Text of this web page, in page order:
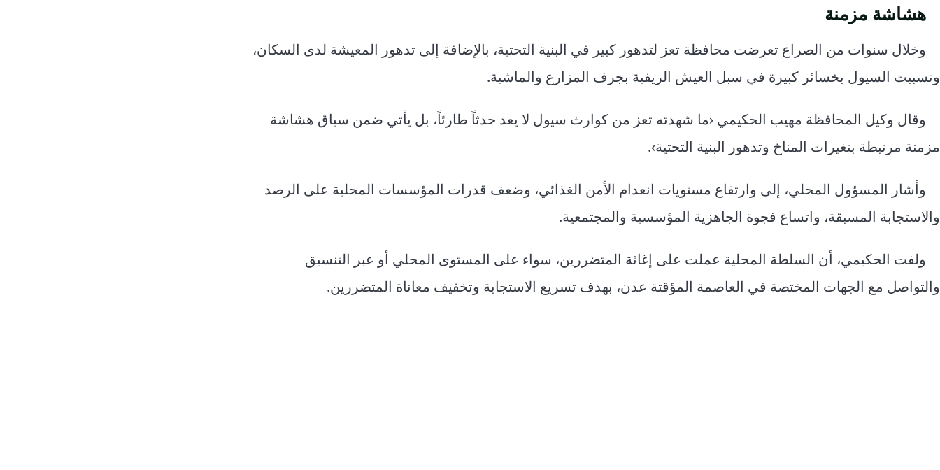
هشاشة مزمنة
وخلال سنوات من الصراع تعرضت محافظة تعز لتدهور كبير في البنية التحتية، بالإضافة إلى تدهور المعيشة لدى السكان،
وتسببت السيول بخسائر كبيرة في سبل العيش الريفية بجرف المزارع والماشية.
وقال وكيل المحافظة مهيب الحكيمي ‹ما شهدته تعز من كوارث سيول لا يعد حدثاً طارئاً، بل يأتي ضمن سياق هشاشة
مزمنة مرتبطة بتغيرات المناخ وتدهور البنية التحتية›.
وأشار المسؤول المحلي، إلى وارتفاع مستويات انعدام الأمن الغذائي، وضعف قدرات المؤسسات المحلية على الرصد
والاستجابة المسبقة، واتساع فجوة الجاهزية المؤسسية والمجتمعية.
ولفت الحكيمي، أن السلطة المحلية عملت على إغاثة المتضررين، سواء على المستوى المحلي أو عبر التنسيق
والتواصل مع الجهات المختصة في العاصمة المؤقتة عدن، بهدف تسريع الاستجابة وتخفيف معاناة المتضررين.